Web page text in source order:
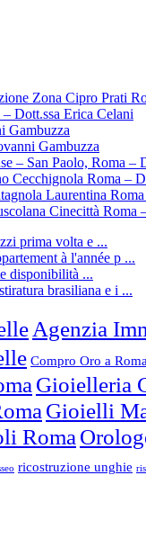
Zona Cipro Prati
Dott.ssa Erica Celani
Gambuzza
Gambuzza
– San Paolo, Roma –
Cecchignola Roma –
Laurentina
Cinecittà Roma
prima volta e ...
à l'année p ...
disponibilità ...
brasiliana e i ...
Agenzia
Compro Oro a
Gioielleria
Gioielli
Roma
ricostruzione unghie